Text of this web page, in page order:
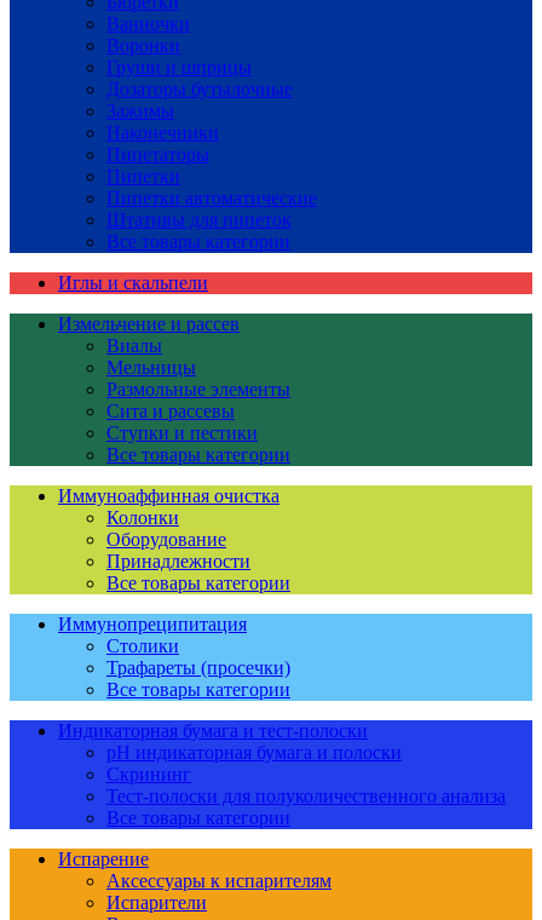
Ванночки
Воронки
Груши и шприцы
Дозаторы бутылочные
Зажимы
Наконечники
Пипетаторы
Пипетки
Пипетки автоматические
Штативы для пипеток
Все товары категории
Иглы и скальпели
Измельчение и рассев
Виалы
Мельницы
Размольные элементы
Сита и рассевы
Ступки и пестики
Все товары категории
Иммуноаффинная очистка
Колонки
Оборудование
Принадлежности
Все товары категории
Иммунопреципитация
Столики
Трафареты (просечки)
Все товары категории
Индикаторная бумага и тест-полоски
pH индикаторная бумага и полоски
Скрининг
Тест-полоски для полуколичественного анализа
Все товары категории
Испарение
Аксессуары к испарителям
Испарители